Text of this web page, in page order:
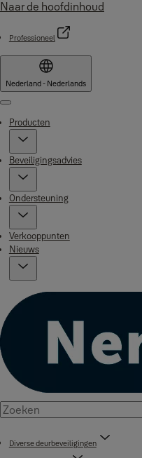
Naar de hoofdinhoud
Professioneel
Nederland - Nederlands
Menu
Producten
Beveiligingsadvies
Ondersteuning
Verkooppunten
Nieuws
Diverse deurbeveiligingen